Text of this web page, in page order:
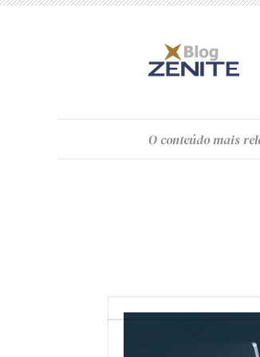
O conteúdomais